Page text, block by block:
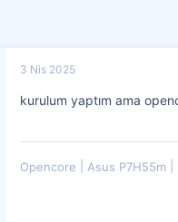
3 Nis 2025
kurulum yaptım ama
Opencore Asus P7H55m